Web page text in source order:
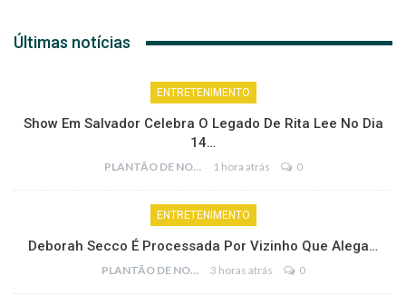
Últimas notícias
ENTRETENIMENTO
Show Em Salvador Celebra O Legado De Rita Lee No Dia
14…
PLANTÃO DE NOTÍCIAS 1 hora atrás 0
ENTRETENIMENTO
Deborah Secco É Processada Por Vizinho Que Alega…
PLANTÃO DE NOTÍCIAS 3 horas atrás 0